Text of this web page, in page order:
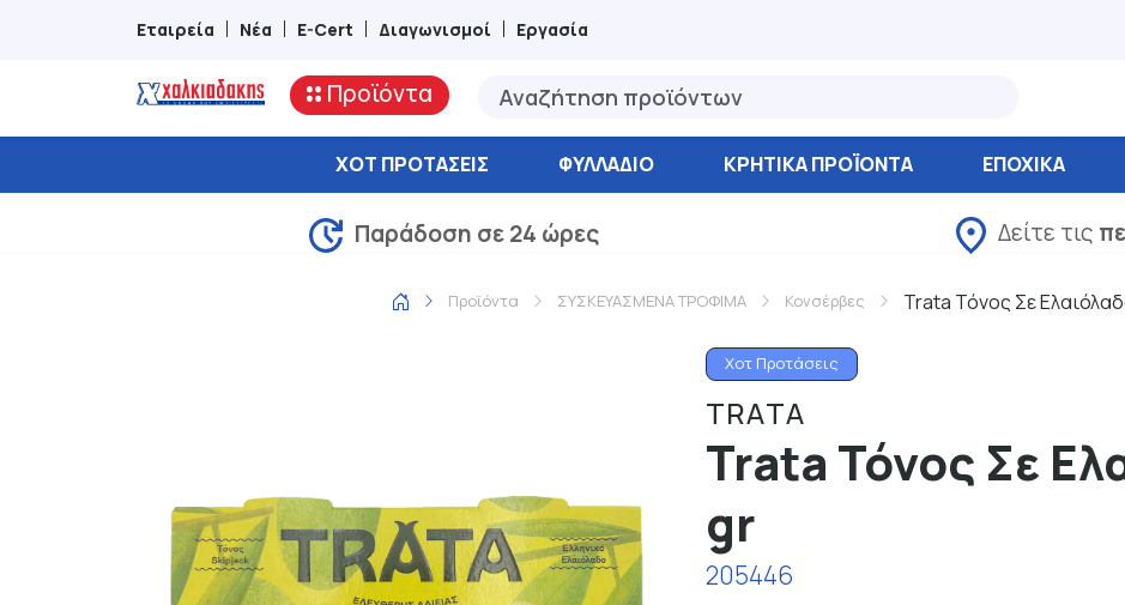
Εταιρεία Νέα E-Cert Διαγωνισμοί Εργασία
Προϊόντα
ΧΟΤ ΠΡΟΤΆΣΕΙΣ ΦΥΛΛΆΔΙΟ ΚΡΗΤΙΚΑ ΠΡΟΪΟΝΤΑ ΕΠΟΧΙΚΑ
Παράδοση σε 24 ώρες Δείτε τις
Προϊόντα ΣΥΣΚΕΥΑΣΜΕΝΑ ΤΡΟΦΙΜΑ Κονσέρβες Trata Τόνος Σε
Χοτ Προτάσεις
TRATA
Trata Τόνος Σε
gr
205446